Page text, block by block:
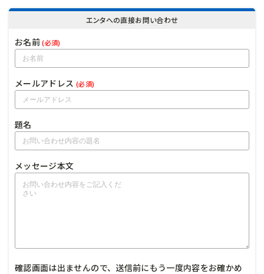
エンタへの直接お問い合わせ
お名前(必須)
メールアドレス (必須)
題名
メッセージ本文
確認画面は出ませんので、送信前にもう一度内容をお確かめ